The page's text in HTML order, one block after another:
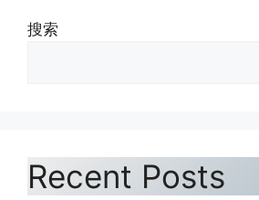
搜索
Recent Posts